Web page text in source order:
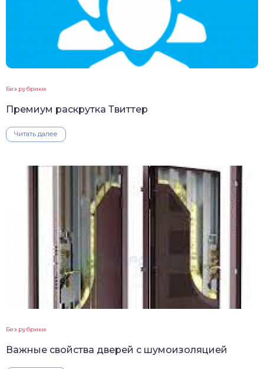
Без рубрики
Премиум раскрутка Твиттер
Читать далее
Без рубрики
Важные свойства дверей с шумоизоляцией